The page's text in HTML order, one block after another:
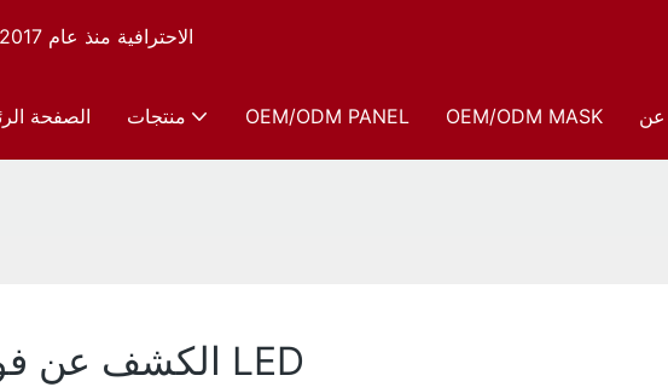
شركة Sunsred، الشركة المصنعة لأجهزة العلاج بالضوء الأحمر LED الاحترافية منذ عام 2017
الصفحة منتجات OEM/ODM PANEL OEM/ODM MASK عن
الكشف عن فوائد استخدام لوحة الضوء الأحمر LED